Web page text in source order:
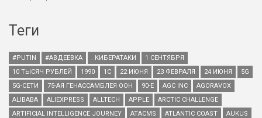
Теги
#PUTIN #АВДЕЕВКА . КИБЕРАТАКИ
1 СЕНТЯБРЯ
10 ТЫСЯЧ РУБЛЕЙ
1990 1С 22 ИЮНЯ 23 ФЕВРАЛЯ 24 ИЮНЯ
5G
5G-СЕТИ
75-АЯ ГЕНАССАМБЛЕЯ ООН 90-Е AGC INC
AGORAVOX
ALIBABA
ALIEXPRESS ALLTECH APPLE
ARCTIC CHALLENGE
ARTIFICIAL INTELLIGENCE JOURNEY
ATACMS ATLANTIC COAST
AUKUS